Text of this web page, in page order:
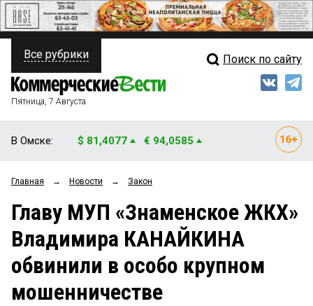
ПОЛИТИКА
ФИНАНСЫ
ОБЩЕСТВО
ЗАКОН
НОВОСТИ КОМПАНИЙ
Свежий выпуск
Рейтинги
Блоги
Архив
Все рубрики Поиск по сайту
Пятница, 7 Августа
В Омске: $ 81,4077 € 94,0585
Главная → Новости → Закон
Главу МУП «Знаменское ЖКХ»
Владимира КАНАЙКИНА
обвинили в особо крупном
мошенничестве